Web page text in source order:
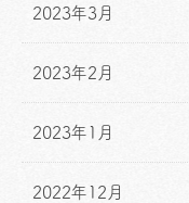
2023年3月
2023年2月
2023年1月
2022年12月